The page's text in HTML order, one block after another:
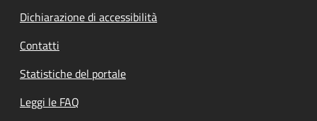
Dichiarazione di accessibilità
Contatti
Statistiche del portale
Leggi le FAQ